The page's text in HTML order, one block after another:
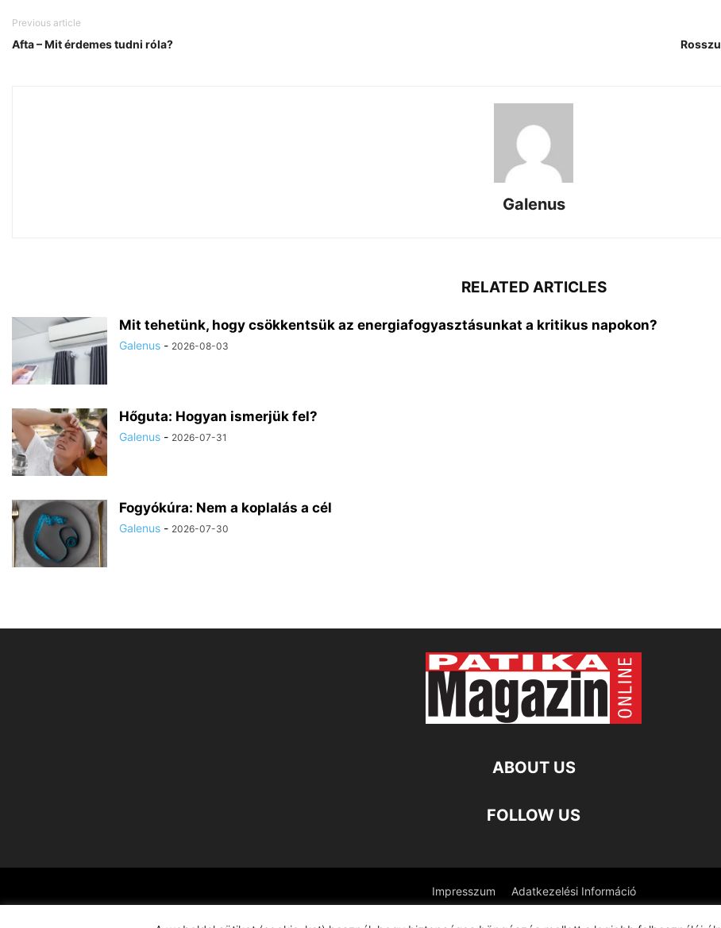
Previous article
Afta – Mit érdemes tudni róla?
Galenus
RELATED ARTICLES
Mit tehetünk, hogy csökkentsük az energiafogyasztásunkat a kritikus napokon?
Galenus - 2026-08-03
Hőguta: Hogyan ismerjük fel?
Galenus - 2026-07-31
Fogyókúra: Nem a koplalás a cél
Galenus - 2026-07-30
ABOUT US
FOLLOW US
Impresszum Adatkezelési Információ